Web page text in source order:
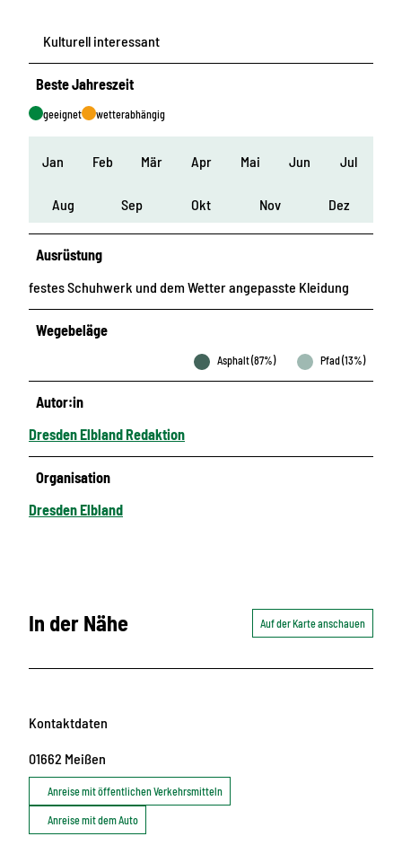
Kulturell interessant
Beste Jahreszeit
geeignet wetterabhängig
Jan Feb Mär Apr Mai Jun Jul
Aug Sep Okt Nov Dez
Ausrüstung
festes Schuhwerk und dem Wetter angepasste Kleidung
Wegebeläge
Asphalt (87%) Pfad (13%)
Autor:in
Dresden Elbland Redaktion
Organisation
Dresden Elbland
In der Nähe Auf der Karte anschauen
Kontaktdaten
01662 Meißen
Anreise mit öffentlichen Verkehrsmitteln
Anreise mit dem Auto